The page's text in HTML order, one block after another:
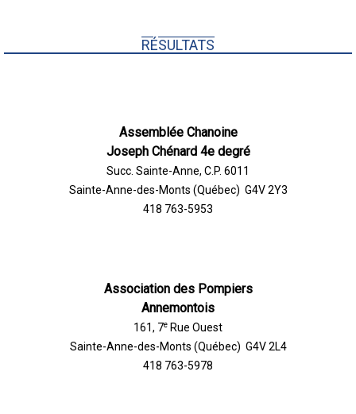
RÉSULTATS
Assemblée Chanoine
Joseph Chénard 4e degré
Succ. Sainte-Anne, C.P. 6011
Sainte-Anne-des-Monts (Québec) G4V 2Y3
418 763-5953
Association des Pompiers
Annemontois
161, 7e Rue Ouest
Sainte-Anne-des-Monts (Québec) G4V 2L4
418 763-5978